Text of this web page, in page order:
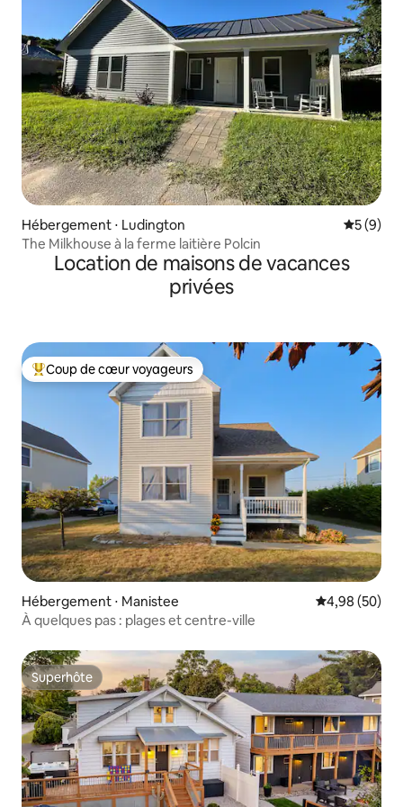
Hébergement ⋅ Ludington
5 (9)
The Milkhouse à la ferme laitière Polcin
Location de maisons de vacances
privées
Coups de cœur voyageurs les plus appréciés
Coup de cœur voyageurs
Hébergement ⋅ Manistee Évaluation
4,98 (50)
À quelques pas : plages et centre-ville
Superhôte
Superhôte